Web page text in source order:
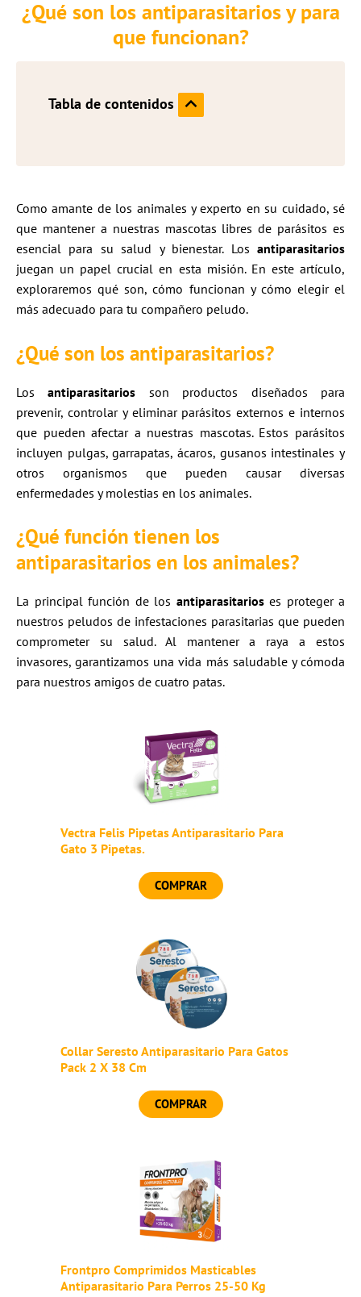
¿Qué son los antiparasitarios y para
que funcionan?
Tabla de contenidos
Como amante de los animales y experto en su cuidado, sé
que mantener a nuestras mascotas libres de parásitos es
esencial para su salud y bienestar. Los antiparasitarios
juegan un papel crucial en esta misión. En este artículo,
exploraremos qué son, cómo funcionan y cómo elegir el
más adecuado para tu compañero peludo.
¿Qué son los antiparasitarios?
Losantiparasitarios son productos diseñados para
prevenir, controlar y eliminar parásitos externos e internos
que pueden afectar a nuestras mascotas. Estos parásitos
incluyen pulgas, garrapatas, ácaros, gusanos intestinales y
otros organismos que pueden causar diversas
enfermedades y molestias en los animales.
¿Qué función tienen los
antiparasitarios en los animales?
La principal función de los antiparasitarioses proteger a
nuestros peludos de infestaciones parasitarias que pueden
comprometer su salud. Al mantener a raya a estos
invasores, garantizamos una vida más saludable y cómoda
para nuestros amigos de cuatro patas.
Vectra Felis Pipetas Antiparasitario Para
Gato 3 Pipetas.
COMPRAR
Collar Seresto Antiparasitario Para Gatos
Pack 2 X 38 Cm
COMPRAR
Frontpro Comprimidos Masticables
Antiparasitario Para Perros 25-50 Kg